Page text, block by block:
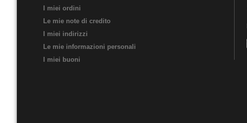
I miei ordini
Le mie note di credito
I miei indirizzi
Le mie informazioni personali
I miei buoni